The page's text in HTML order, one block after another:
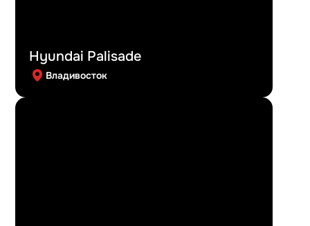
Hyundai Palisade
Владивосток